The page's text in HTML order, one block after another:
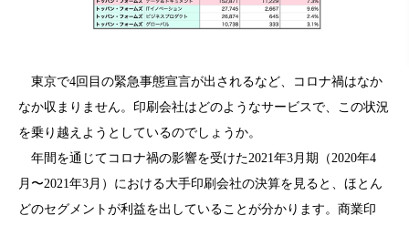
東京で4回目の緊急事態宣言が出されるなど、コロナ禍はなか
なか収まりません。印刷会社はどのようなサービスで、この状況
を乗り越えようとしているのでしょうか。
年間を通じてコロナ禍の影響を受けた2021年3月期（2020年4
月〜2021年3月）における大手印刷会社の決算を見ると、ほとん
どのセグメントが利益を出していることが分かります。商業印